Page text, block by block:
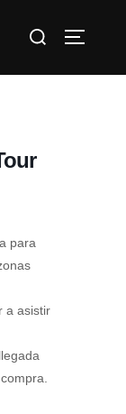
Buscar:
para
a asistir